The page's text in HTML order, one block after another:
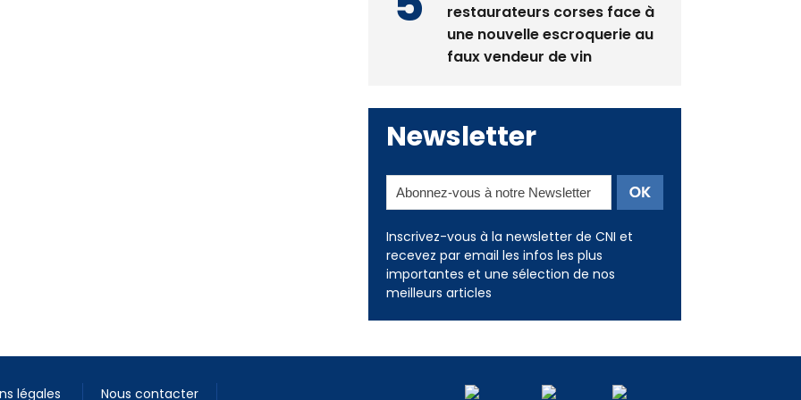
restaurateurs corses face à
une nouvelle escroquerie au
faux vendeur de vin
Newsletter
Inscrivez-vous à la newsletter de CNI et
recevez par email les infos les plus
importantes et une sélection de nos
meilleurs articles
légales Nous contacter